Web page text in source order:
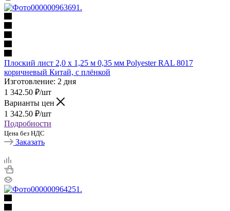
Плоский лист 2,0 х 1,25 м 0,35 мм Polyester RAL 8017
коричневый Китай, с плёнкой
Изготовление: 2 дня
1 342.50 ₽/шт
Варианты цен
1 342.50 ₽/шт
Подробности
Цена без НДС
Заказать